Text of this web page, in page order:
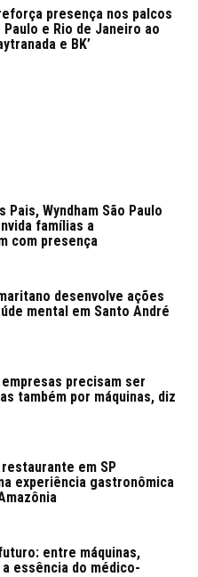
presença nos palcos
e Rio de Janeiro ao
e BK’
Pais, Wyndham São Paulo
famílias a
com presença
desenvolve ações
mental em Santo André
empresas precisam ser
também por máquinas, diz
restaurante em SP
experiência gastronômica
entre máquinas,
essência do médico-